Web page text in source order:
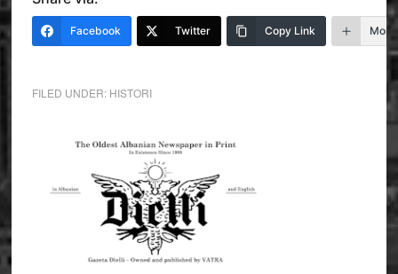
Facebook Twitter Copy Link More
FILED UNDER: HISTORI